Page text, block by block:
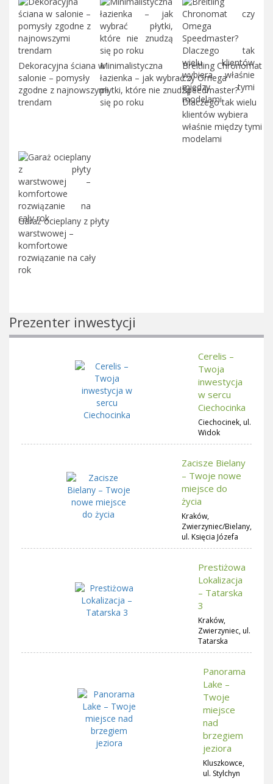
Dekoracyjna ściana w
salonie – pomysły
zgodne z najnowszymi
trendam
Minimalistyczna
łazienka – jak wybrać
płytki, które nie znudzą
się po roku
Breitling Chronomat
czy Omega
Speedmaster?
Dlaczego tak wielu
klientów wybiera
właśnie między tymi
modelami
Garaż ocieplany z płyty
warstwowej –
komfortowe
rozwiązanie na cały
rok
Prezenter inwestycji
Cerelis –
Twoja
inwestycja
w sercu
Ciechocinka
Ciechocinek, ul.
Widok
Zacisze Bielany
– Twoje nowe
miejsce do
życia
Kraków,
Zwierzyniec/Bielany,
ul. Księcia Józefa
Prestiżowa
Lokalizacja
– Tatarska
3
Kraków,
Zwierzyniec, ul.
Tatarska
Panorama
Lake –
Twoje
miejsce
nad
brzegiem
jeziora
Kluszkowce,
ul. Stylchyn